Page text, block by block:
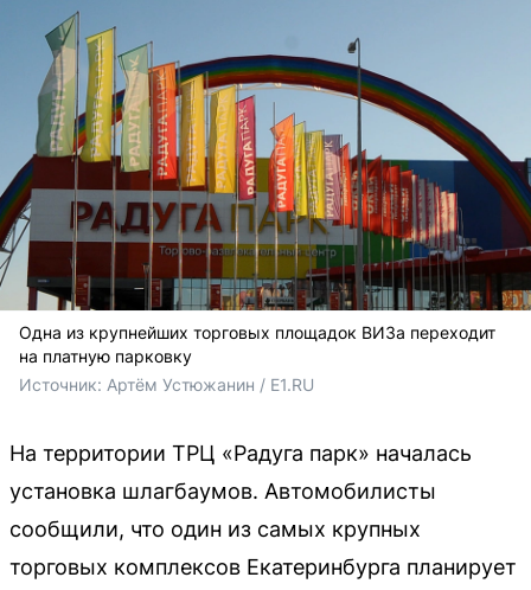
Одна из крупнейших торговых площадок ВИЗа переходит
на платную парковку
Источник: Артём Устюжанин / E1.RU
На территории ТРЦ «Радуга парк» началась
установка шлагбаумов. Автомобилисты
сообщили, что один из самых крупных
торговых комплексов Екатеринбурга планирует